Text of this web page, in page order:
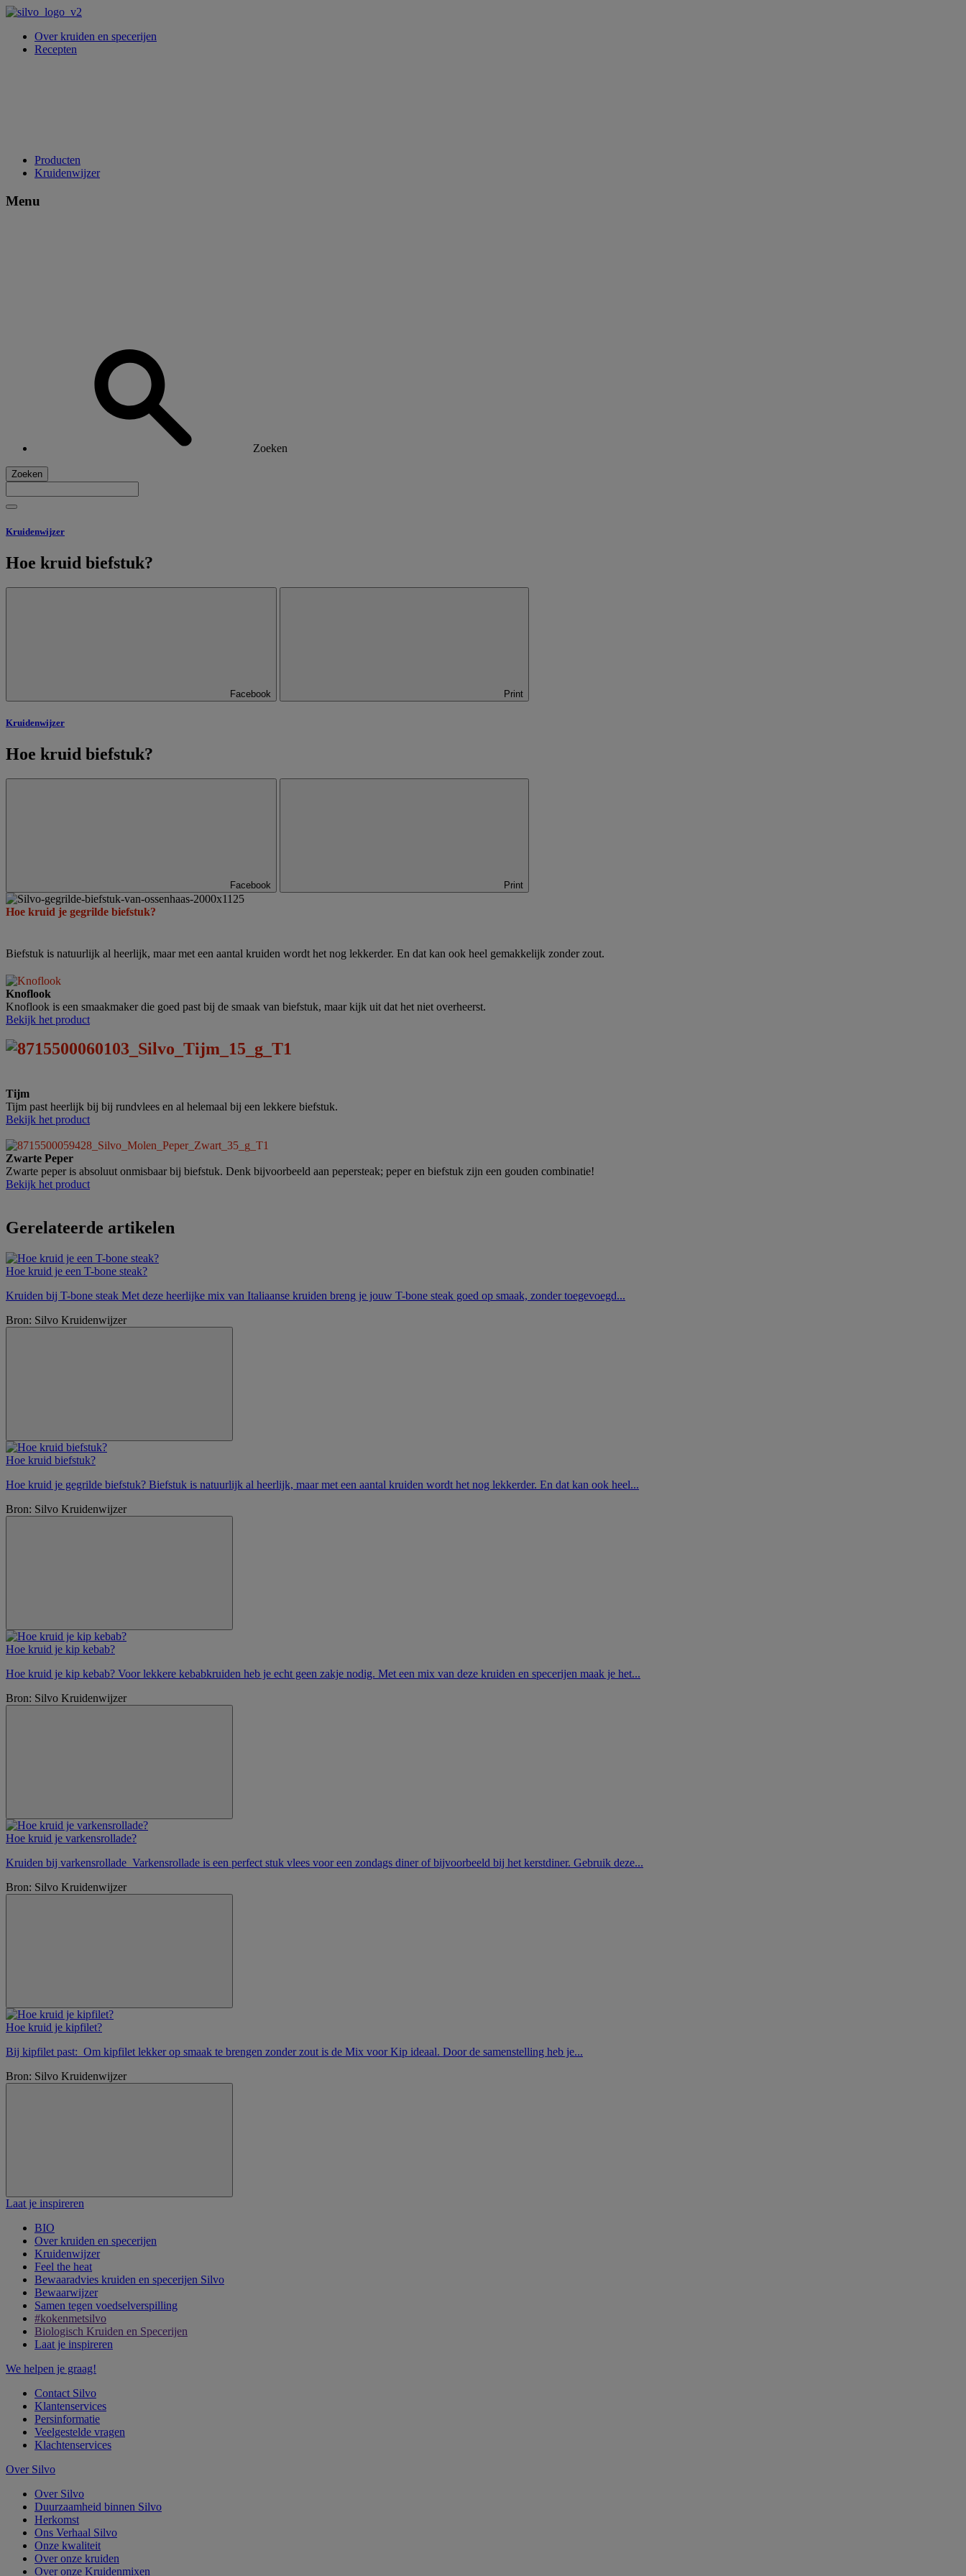
Over kruiden en specerijen
Recepten
Producten
Kruidenwijzer
Menu
Zoeken
Zoeken
Kruidenwijzer
Hoe kruid biefstuk?
Facebook Print
Kruidenwijzer
Hoe kruid biefstuk?
Facebook Print
Hoe kruid je gegrilde biefstuk?
Biefstuk is natuurlijk al heerlijk, maar met een aantal kruiden wordt het nog lekkerder. En dat kan ook heel gemakkelijk zonder zout.
Knoflook
Knoflook is een smaakmaker die goed past bij de smaak van biefstuk, maar kijk uit dat het niet overheerst.
Bekijk het product
Tijm
Tijm past heerlijk bij bij rundvlees en al helemaal bij een lekkere biefstuk.
Bekijk het product
Zwarte Peper
Zwarte peper is absoluut onmisbaar bij biefstuk. Denk bijvoorbeeld aan pepersteak; peper en biefstuk zijn een gouden combinatie!
Bekijk het product
Gerelateerde artikelen
Hoe kruid je een T-bone steak?
Kruiden bij T-bone steak Met deze heerlijke mix van Italiaanse kruiden breng je jouw T-bone steak goed op smaak, zonder toegevoegd...
Bron: Silvo Kruidenwijzer
Hoe kruid biefstuk?
Hoe kruid je gegrilde biefstuk? Biefstuk is natuurlijk al heerlijk, maar met een aantal kruiden wordt het nog lekkerder. En dat kan ook heel...
Bron: Silvo Kruidenwijzer
Hoe kruid je kip kebab?
Hoe kruid je kip kebab? Voor lekkere kebabkruiden heb je echt geen zakje nodig. Met een mix van deze kruiden en specerijen maak je het...
Bron: Silvo Kruidenwijzer
Hoe kruid je varkensrollade?
Kruiden bij varkensrollade Varkensrollade is een perfect stuk vlees voor een zondags diner of bijvoorbeeld bij het kerstdiner. Gebruik deze...
Bron: Silvo Kruidenwijzer
Hoe kruid je kipfilet?
Bij kipfilet past: Om kipfilet lekker op smaak te brengen zonder zout is de Mix voor Kip ideaal. Door de samenstelling heb je...
Bron: Silvo Kruidenwijzer
Laat je inspireren
BIO
Over kruiden en specerijen
Kruidenwijzer
Feel the heat
Bewaaradvies kruiden en specerijen Silvo
Bewaarwijzer
Samen tegen voedselverspilling
#kokenmetsilvo
Biologisch Kruiden en Specerijen
Laat je inspireren
We helpen je graag!
Contact Silvo
Klantenservices
Persinformatie
Veelgestelde vragen
Klachtenservices
Over Silvo
Over Silvo
Duurzaamheid binnen Silvo
Herkomst
Ons Verhaal Silvo
Onze kwaliteit
Over onze kruiden
Over onze Kruidenmixen